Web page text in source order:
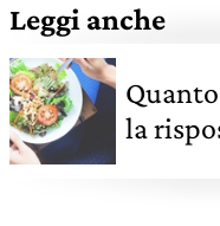
Leggi anche
la